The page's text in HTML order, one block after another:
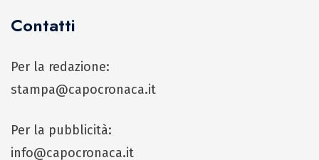
Contatti
Per la redazione:
stampa@capocronaca.it
Per la pubblicità:
info@capocronaca.it